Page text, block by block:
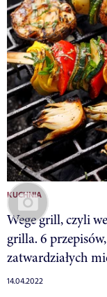
KUCHNIA
Wege grill, czyli
grilla. 6
zatwardziałych
14.04.2022